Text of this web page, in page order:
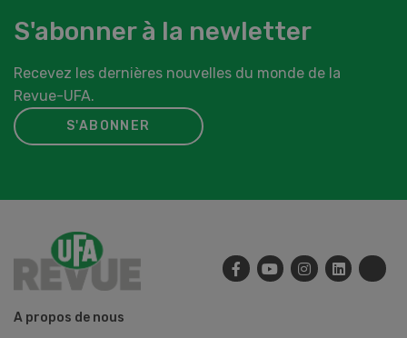
S'abonner à la newletter
Recevez les dernières nouvelles du monde de la
Revue-UFA.
S'ABONNER
A propos de nous